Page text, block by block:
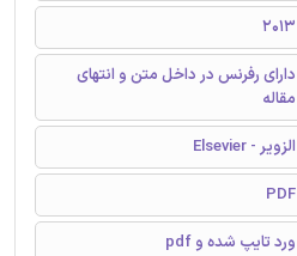
2013
دارای رفرنس در داخل متن و انتهای
مقاله
الزویر - Elsevier
PDF
ورد تایپ شده و pdf